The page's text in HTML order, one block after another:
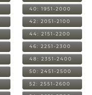
40: 1951-2000
42: 2051-2100
44: 2151-2200
46: 2251-2300
48: 2351-2400
50: 2451-2500
52: 2551-2600